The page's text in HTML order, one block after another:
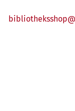
bibliotheksshop